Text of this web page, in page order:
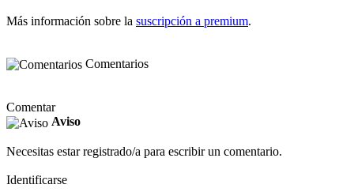
Más información sobre la suscripción a premium.
Comentarios
Comentar
Aviso
Necesitas estar registrado/a para escribir un comentario.
Identificarse